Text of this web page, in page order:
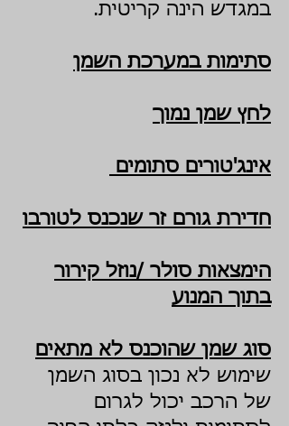
במגדש הינה קריטית.
סתימות במערכת השמן
לחץ שמן נמוך
אינג'טורים סתומים
חדירת גורם זר שנכנס לטורבו
הימצאות סולר /נוזל קירור
בתוך המנוע
סוג שמן שהוכנס לא מתאים
שימוש לא נכון בסוג השמן
של הרכב יכול לגרום